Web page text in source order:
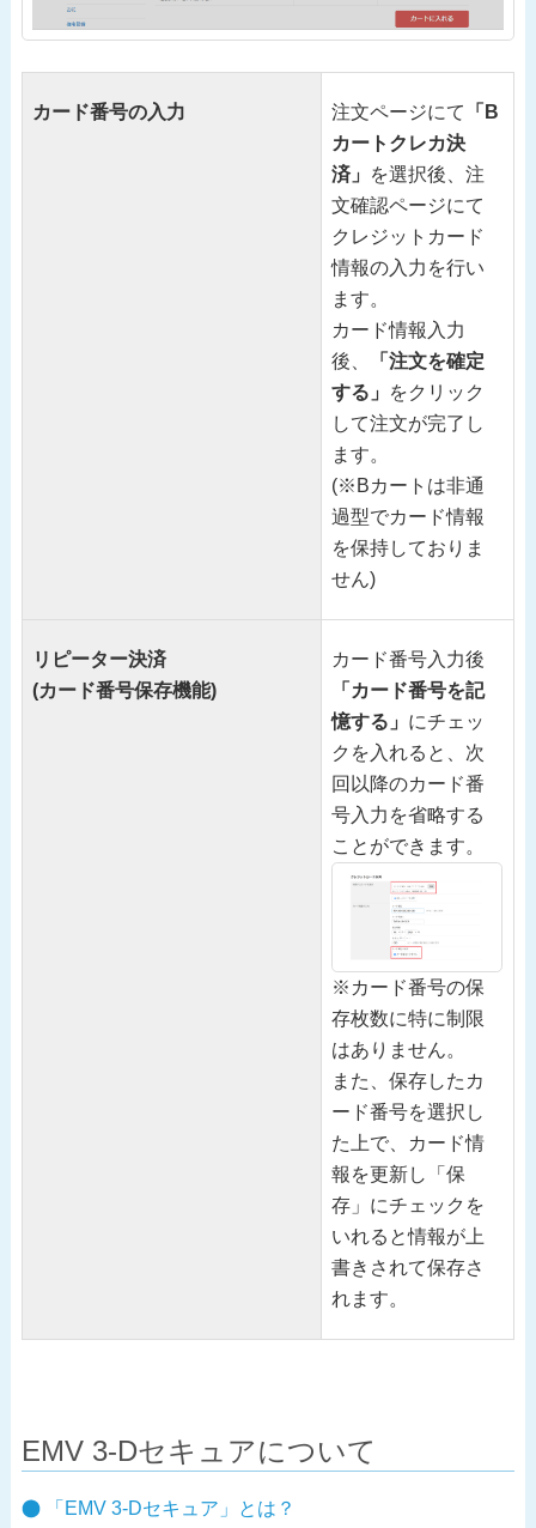
カード番号の入力 注文ページにて
「B
カートクレカ決
済」
を選択後、注
文確認ページにて
クレジットカード
情報の入力を行い
ます。
カード情報入力
後、
「注文を確定
する」
をクリック
して注文が完了し
ます。
(※Bカートは非通
過型でカード情報
を保持しておりま
せん)
リピーター決済
(カード番号保存機能)
カード番号入力後
「カード番号を記
憶する」 にチェッ
クを入れると、次
回以降のカード番
号入力を省略する
ことができます。
※カード番号の保
存枚数に特に制限
はありません。
また、保存したカ
ード番号を選択し
た上で、カード情
報を更新し「保
存」にチェックを
いれると情報が上
書きされて保存さ
れます。
EMV 3-Dセキュアについて
「EMV 3-Dセキュア」とは？